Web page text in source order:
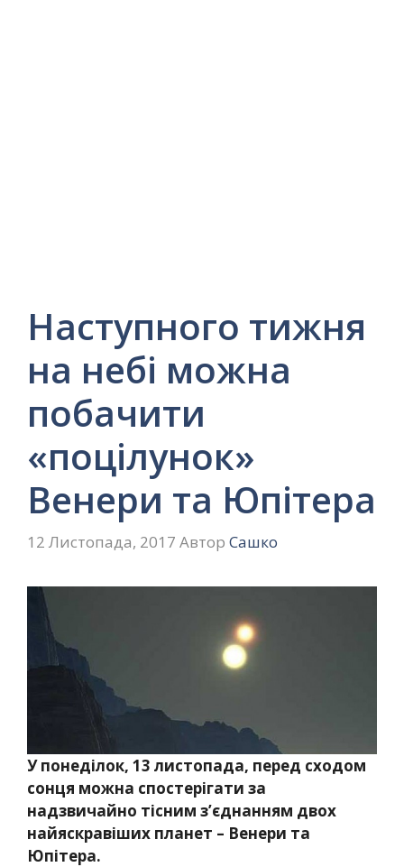
Наступного тижня
на небі можна
побачити
«поцілунок»
Венери та Юпітера
12 Листопада, 2017 Автор Сашко
У понеділок, 13 листопада, перед сходом
сонця можна спостерігати за
надзвичайно тісним з’єднанням двох
найяскравіших планет – Венери та
Юпітера.